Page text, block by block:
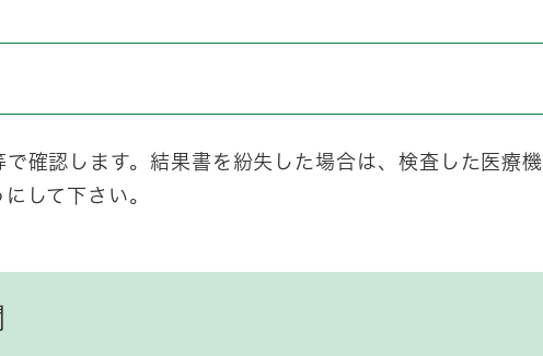
確認します。結果書を紛失した場合は、検査した医療機
して下さい。